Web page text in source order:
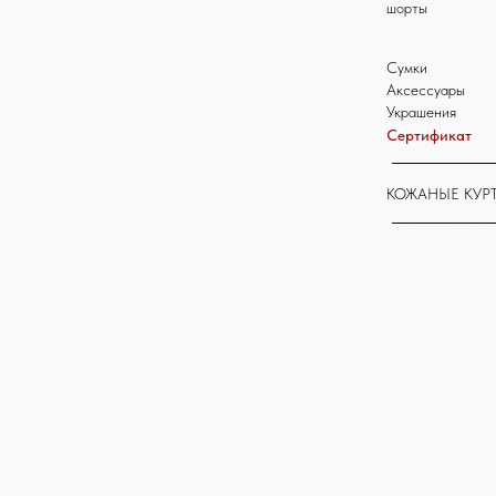
Сумки
Аксессуары
Сертификат
Украшения
шорты
КОЖАНЫЕ